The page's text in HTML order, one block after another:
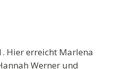
Hier erreicht Marlena
Werner und